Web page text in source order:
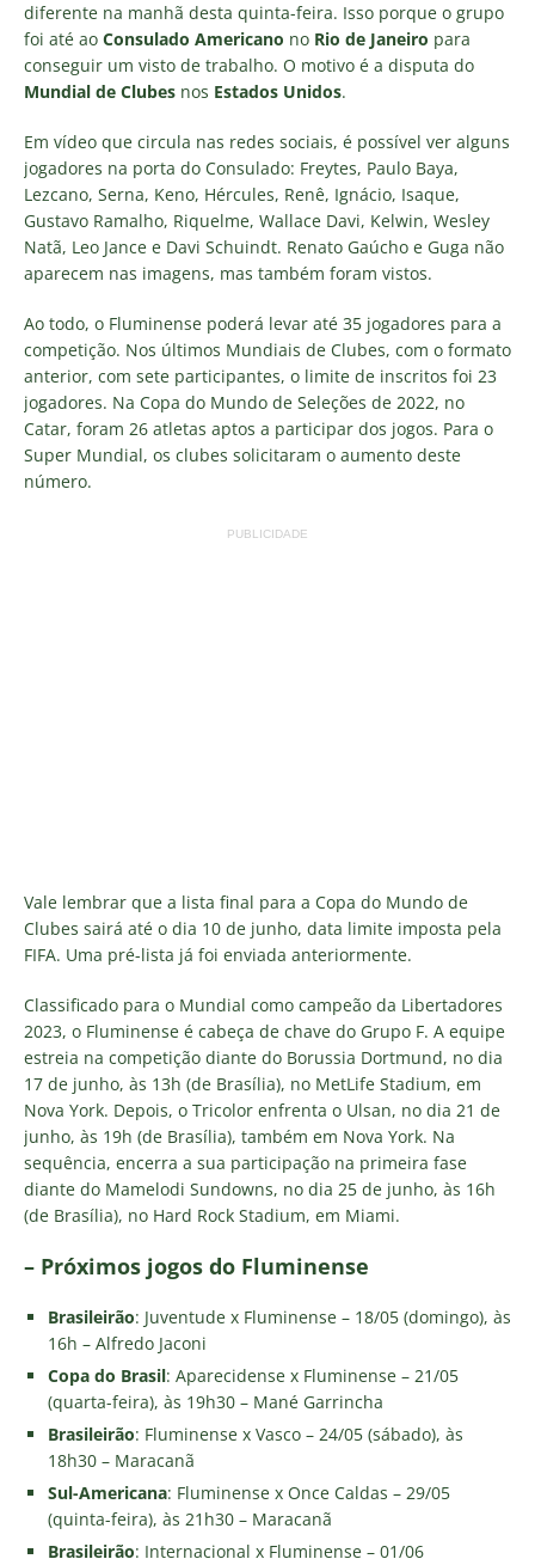
diferente na manhã desta quinta-feira. Isso porque o grupo
foi até ao Consulado Americano no Rio de Janeiro para
conseguir um visto de trabalho. O motivo é a disputa do
Mundial de Clubes nos Estados Unidos.
Em vídeo que circula nas redes sociais, é possível ver alguns
jogadores na porta do Consulado: Freytes, Paulo Baya,
Lezcano, Serna, Keno, Hércules, Renê, Ignácio, Isaque,
Gustavo Ramalho, Riquelme, Wallace Davi, Kelwin, Wesley
Natã, Leo Jance e Davi Schuindt. Renato Gaúcho e Guga não
aparecem nas imagens, mas também foram vistos.
Ao todo, o Fluminense poderá levar até 35 jogadores para a
competição. Nos últimos Mundiais de Clubes, com o formato
anterior, com sete participantes, o limite de inscritos foi 23
jogadores. Na Copa do Mundo de Seleções de 2022, no
Catar, foram 26 atletas aptos a participar dos jogos. Para o
Super Mundial, os clubes solicitaram o aumento deste
número.
PUBLICIDADE
Vale lembrar que a lista final para a Copa do Mundo de
Clubes sairá até o dia 10 de junho, data limite imposta pela
FIFA. Uma pré-lista já foi enviada anteriormente.
Classificado para o Mundial como campeão da Libertadores
2023, o Fluminense é cabeça de chave do Grupo F. A equipe
estreia na competição diante do Borussia Dortmund, no dia
17 de junho, às 13h (de Brasília), no MetLife Stadium, em
Nova York. Depois, o Tricolor enfrenta o Ulsan, no dia 21 de
junho, às 19h (de Brasília), também em Nova York. Na
sequência, encerra a sua participação na primeira fase
diante do Mamelodi Sundowns, no dia 25 de junho, às 16h
(de Brasília), no Hard Rock Stadium, em Miami.
– Próximos jogos do Fluminense
Brasileirão: Juventude x Fluminense – 18/05 (domingo), às
16h – Alfredo Jaconi
Copa do Brasil: Aparecidense x Fluminense – 21/05
(quarta-feira), às 19h30 – Mané Garrincha
Brasileirão: Fluminense x Vasco – 24/05 (sábado), às
18h30 – Maracanã
Sul-Americana: Fluminense x Once Caldas – 29/05
(quinta-feira), às 21h30 – Maracanã
Brasileirão: Internacional x Fluminense – 01/06